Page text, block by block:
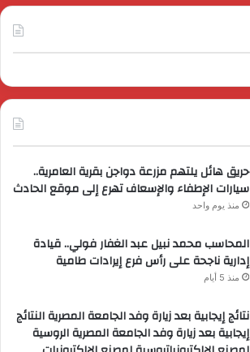
حريق هائل يلتهم مزرعة دواجن بقرية العامرية..
سيارات الإطفاء والإسعاف تهرع إلى موقع الحادث
منذ يوم واحد
المحاسب محمد نبيل عبد الغفار فولي.. قيادة
إدارية ناجحة على رأس فرع إيرادات طامية
منذ 5 أيام
نتائج إيجابية بعد زيارة وفد الجامعة المصرية النتائج
إيجابية بعد زيارة وفد الجامعة المصرية الروسية